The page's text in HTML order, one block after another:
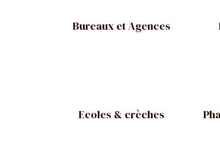
Bureaux et Agences
Ecoles & crèches